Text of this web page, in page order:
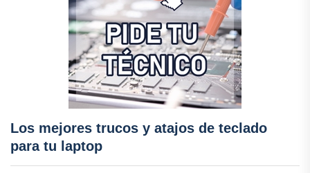
Los mejores trucos y atajos de teclado
para tu laptop